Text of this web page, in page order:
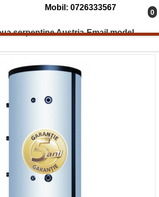
Mobil: 0726333567
0
serpentine Austria-Email model